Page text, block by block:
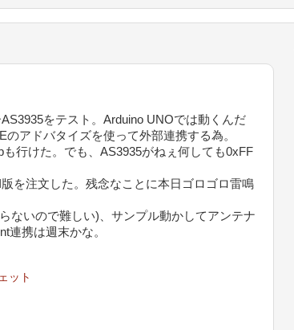
をテスト。Arduino UNOでは動くんだ
アドバタイズを使って外部連携する為。
行けた。でも、AS3935がねぇ何しても0xFF
を注文した。残念なことに本日ゴロゴロ雷鳴
ないので難しい)、サンプル動かしてアンテナ
連携は週末かな。
ット